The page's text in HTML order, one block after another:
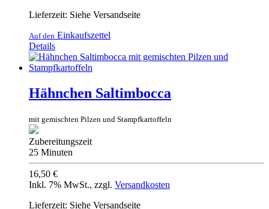
Lieferzeit: Siehe Versandseite
Auf den Einkaufszettel
Details
Hähnchen Saltimbocca
mit gemischten Pilzen und Stampfkartoffeln
Zubereitungszeit
25 Minuten
16,50 €
Inkl. 7% MwSt., zzgl. Versandkosten
Lieferzeit: Siehe Versandseite